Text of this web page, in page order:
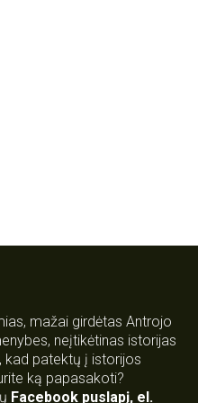
mažai girdėtas Antrojo
neįtikėtinas istorijas
kad patektų į istorijos
ką papasakoti?
Facebook puslapį, el.